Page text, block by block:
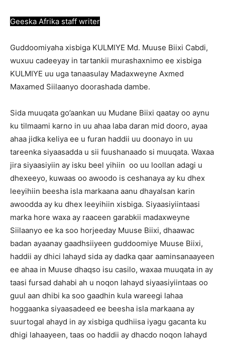
Geeska Afrika staff writer
Guddoomiyaha xisbiga KULMIYE Md. Muuse Biixi Cabdi,
wuxuu cadeeyay in tartankii murashaxnimo ee xisbiga
KULMIYE uu uga tanaasulay Madaxweyne Axmed
Maxamed Siilaanyo doorashada dambe.
Sida muuqata go’aankan uu Mudane Biixi qaatay oo aynu
ku tilmaami karno in uu ahaa laba daran mid dooro, ayaa
ahaa jidka keliya ee u furan haddii uu doonayo in uu
tareenka siyaasadda u sii fuushanaado si muuqata. Waxaa
jira siyaasiyiin ay isku beel yihiin oo uu loollan adagi u
dhexeeyo, kuwaas oo awoodo is ceshanaya ay ku dhex
leeyihiin beesha isla markaana aanu dhayalsan karin
awoodda ay ku dhex leeyihiin xisbiga. Siyaasiyiintaasi
marka hore waxa ay raaceen garabkii madaxweyne
Siilaanyo ee ka soo horjeeday Muuse Biixi, dhaawac
badan ayaanay gaadhsiiyeen guddoomiye Muuse Biixi,
haddii ay dhici lahayd sida ay dadka qaar aaminsanaayeen
ee ahaa in Muuse dhaqso isu casilo, waxaa muuqata in ay
taasi fursad dahabi ah u noqon lahayd siyaasiyiintaas oo
guul aan dhibi ka soo gaadhin kula wareegi lahaa
hoggaanka siyaasadeed ee beesha isla markaana ay
suurtogal ahayd in ay xisbiga qudhiisa iyagu gacanta ku
dhigi lahaayeen, taas oo haddii ay dhacdo noqon lahayd